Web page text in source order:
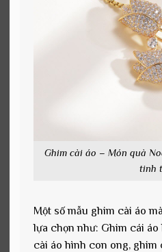
Ghim cài áo – Món quà
tinh
Một số mẫu ghim cài áo
lựa chọn như: Ghim cái
cài áo hình con ong, ghim